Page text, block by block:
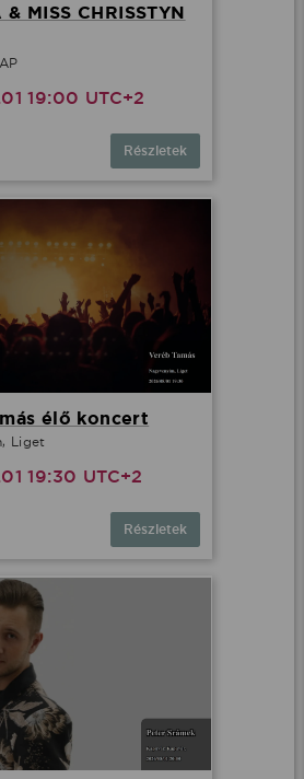
MISS CHRISSTYN
19:00 UTC+2
Részletek
élő koncert
Liget
19:30 UTC+2
Részletek